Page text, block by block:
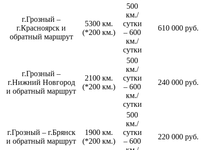
г.Грозный –
г.Красноярск и
обратный маршрут
5300 км.
(*200 км.)
500
км./
сутки
– 600
км./
сутки
610 000 руб.
г.Грозный –
г.Нижний Новгород
и обратный маршрут
2100 км.
(*200 км.)
500
км./
сутки
– 600
км./
сутки
240 000 руб.
г.Грозный – г.Брянск
и обратный маршрут
1900 км.
(*200 км.)
500
км./
сутки
– 600
220 000 руб.